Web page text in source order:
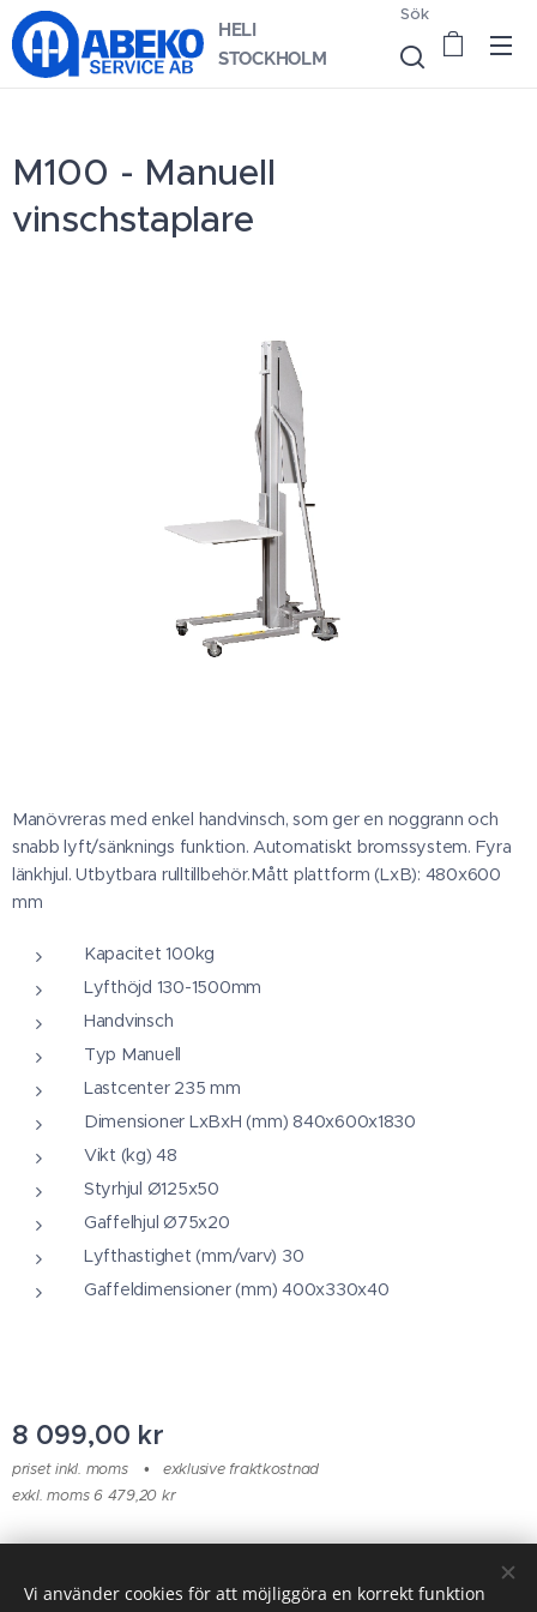
HELI
STOCKHOLM
Sök
M100 - Manuell
vinschstaplare
Manövreras med enkel handvinsch, som ger en noggrann och
snabb lyft/sänknings funktion. Automatiskt bromssystem. Fyra
länkhjul. Utbytbara rulltillbehör.Mått plattform (LxB): 480x600
mm
Kapacitet 100kg
Lyfthöjd 130-1500mm
Handvinsch
Typ Manuell
Lastcenter 235 mm
Dimensioner LxBxH (mm) 840x600x1830
Vikt (kg) 48
Styrhjul Ø125x50
Gaffelhjul Ø75x20
Lyfthastighet (mm/varv) 30
Gaffeldimensioner (mm) 400x330x40
8 099,00 kr
priset inkl. moms
exklusive fraktkostnad
exkl. moms 6 479,20 kr
© 2025 Alla rättigheter reserverade
Vi använder cookies för att möjliggöra en korrekt funktion